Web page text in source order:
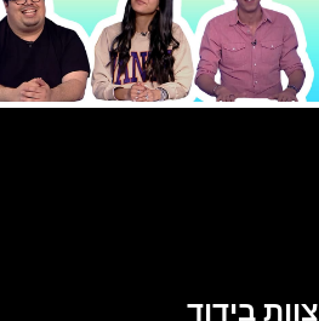
צוות בידוד